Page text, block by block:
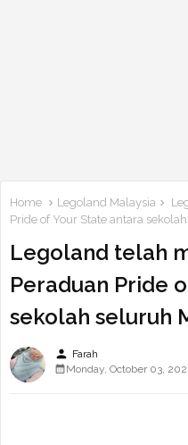
Home Legoland Malaysia
Pride of Your State antara
Legoland telah
Peraduan Pride
sekolah seluruh
person Farah
Monday, October 03,